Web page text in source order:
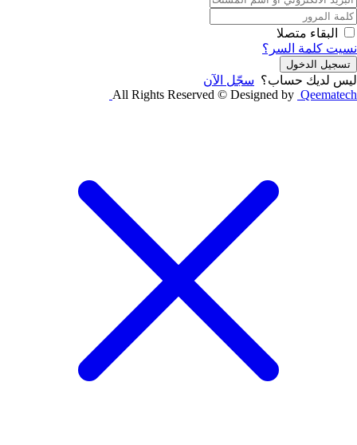
البقاء متصلا
نسيت كلمة السر؟
تسجيل الدخول
ليس لديك حساب؟ سجّل الآن
All Rights Reserved © Designed by Qeematech